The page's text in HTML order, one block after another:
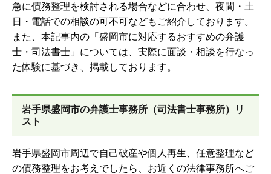
急に債務整理を検討される場合などに合わせ、夜間・土
日・電話での相談の可不可などもご紹介しております。
また、本記事内の「盛岡市に対応するおすすめの弁護
士・司法書士」については、実際に面談・相談を行なっ
た体験に基づき、掲載しております。
岩手県盛岡市の弁護士事務所（司法書士事務所）リ
スト
岩手県盛岡市周辺で自己破産や個人再生、任意整理など
の債務整理をお考えでしたら、お近くの法律事務所へご